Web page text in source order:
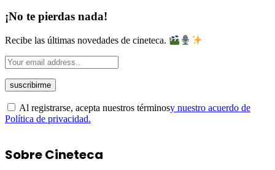
¡No te pierdas nada!
Recibe las últimas novedades de cineteca.
Al registrarse, acepta nuestros términosy nuestro acuerdo de
Política de privacidad.
Sobre Cineteca